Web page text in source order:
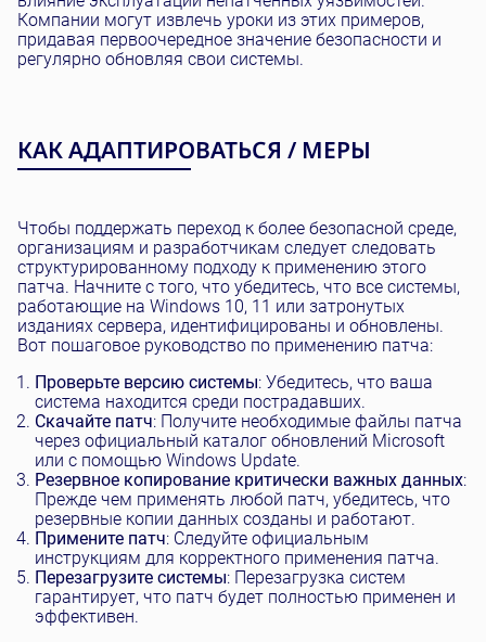
Компании могут извлечь уроки из этих примеров,
придавая первоочередное значение безопасности и
регулярно обновляя свои системы.
КАК АДАПТИРОВАТЬСЯ / МЕРЫ
Чтобы поддержать переход к более безопасной среде,
организациям и разработчикам следует следовать
структурированному подходу к применению этого
патча. Начните с того, что убедитесь, что все системы,
работающие на Windows 10, 11 или затронутых
изданиях сервера, идентифицированы и обновлены.
Вот пошаговое руководство по применению патча:
Проверьте версию системы: Убедитесь, что ваша
система находится среди пострадавших.
Скачайте патч: Получите необходимые файлы патча
через официальный каталог обновлений Microsoft
или с помощью Windows Update.
Резервное копирование критически важных данных:
Прежде чем применять любой патч, убедитесь, что
резервные копии данных созданы и работают.
Примените патч: Следуйте официальным
инструкциям для корректного применения патча.
Перезагрузите системы: Перезагрузка систем
гарантирует, что патч будет полностью применен и
эффективен.